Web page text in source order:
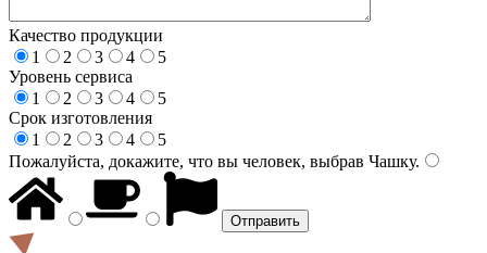
Качество продукции
1
2 3 4
5
Уровень сервиса
1
2 3 4
5
Срок изготовления
1
2 3 4
5
Пожалуйста, докажите, что вы человек, выбрав Чашку.